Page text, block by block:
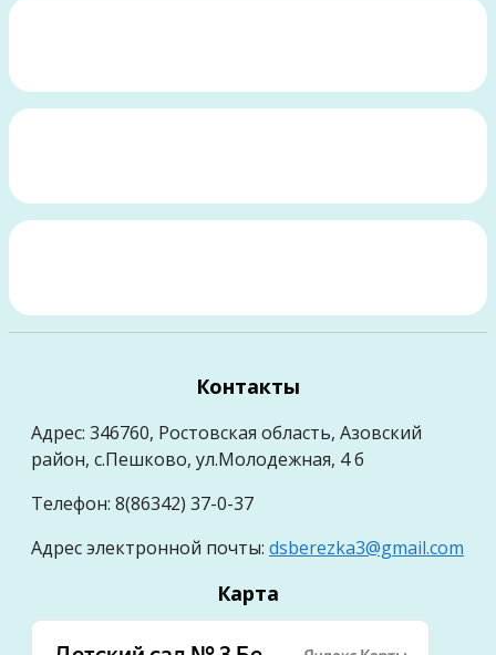
Контакты
Адрес: 346760, Ростовская область, Азовский
район, с.Пешково, ул.Молодежная, 4 б
Телефон: 8(86342) 37-0-37
Адрес электронной почты: dsberezka3@gmail.com
Карта